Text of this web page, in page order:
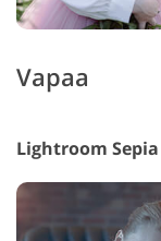
Vapaa
Lightroom